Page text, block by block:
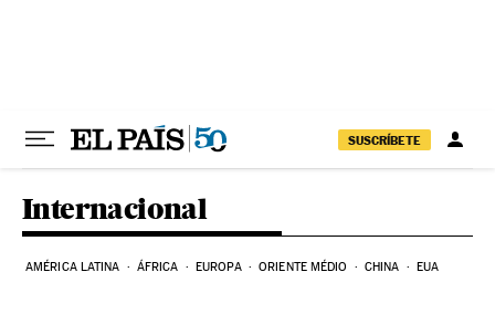
SUSCRÍBETE
Internacional
AMÉRICA LATINA ÁFRICA EUROPA ORIENTE MÉDIO CHINA EUA